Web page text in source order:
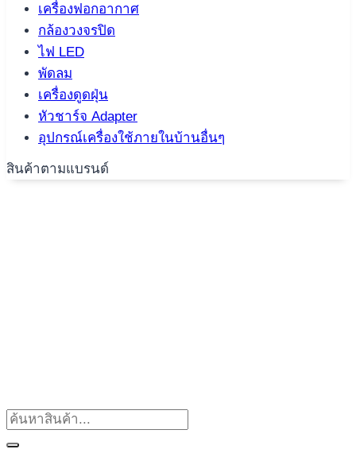
เครื่องฟอกอากาศ
กล้องวงจรปิด
ไฟ LED
พัดลม
เครื่องดูดฝุ่น
หัวชาร์จ Adapter
อุปกรณ์เครื่องใช้ภายในบ้านอื่นๆ
สินค้าตามแบรนด์